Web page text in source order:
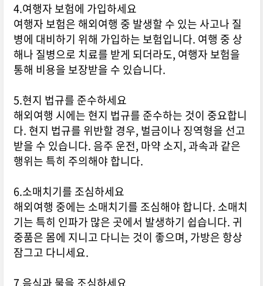
4.여행자 보험에 가입하세요
여행자 보험은 해외여행 중 발생할 수 있는 사고나 질
병에 대비하기 위해 가입하는 보험입니다. 여행 중 상
해나 질병으로 치료를 받게 되더라도, 여행자 보험을
통해 비용을 보장받을 수 있습니다.
5.현지 법규를 준수하세요
해외여행 시에는 현지 법규를 준수하는 것이 중요합니
다. 현지 법규를 위반할 경우, 벌금이나 징역형을 선고
받을 수 있습니다. 음주 운전, 마약 소지, 과속과 같은
행위는 특히 주의해야 합니다.
6.소매치기를 조심하세요
해외여행 중에는 소매치기를 조심해야 합니다. 소매치
기는 특히 인파가 많은 곳에서 발생하기 쉽습니다. 귀
중품은 몸에 지니고 다니는 것이 좋으며, 가방은 항상
잠그고 다니세요.